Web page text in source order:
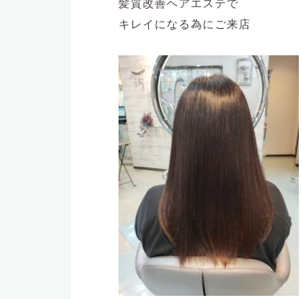
髪質改善ヘアエステで
キレイになる為にご来店